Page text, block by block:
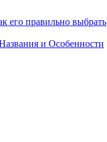
его правильно выбрать
и Особенности